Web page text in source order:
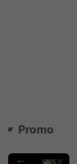
Promo